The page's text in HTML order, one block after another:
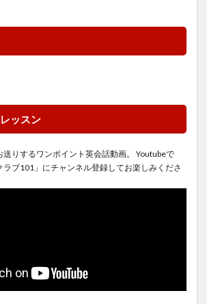
ッスン
りするワンポイント英会話動画。 Youtubeで
ラブ101」にチャンネル登録してお楽しみくださ